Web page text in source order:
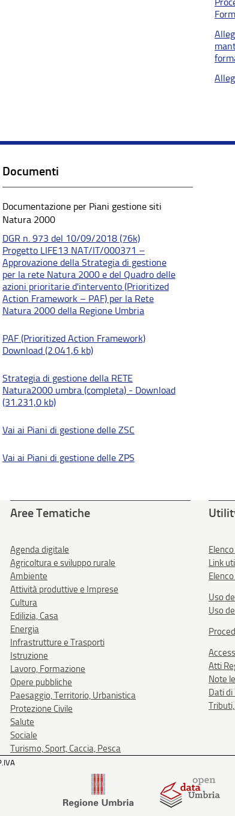
Documenti
Documentazione per Piani gestione siti
Natura 2000
DGR n. 973 del 10/09/2018 (76k)
Progetto LIFE13 NAT/IT/000371 –
Approvazione della Strategia di gestione
per la rete Natura 2000 e del Quadro delle
azioni prioritarie d'intervento (Prioritized
Action Framework – PAF) per la Rete
Natura 2000 della Regione Umbria
PAF (Prioritized Action Framework)
Download (2.041,6 kb)
Strategia di gestione della RETE
Natura2000 umbra (completa) - Download
(31.231,0 kb)
Vai ai Piani di gestione delle ZSC
Vai ai Piani di gestione delle ZPS
Aree Tematiche
Agenda digitale
Agricoltura e sviluppo rurale
Ambiente
Attività produttive e Imprese
Cultura
Edilizia, Casa
Energia
Infrastrutture e Trasporti
Istruzione
Lavoro, Formazione
Opere pubbliche
Paesaggio, Territorio, Urbanistica
Protezione Civile
Salute
Sociale
Turismo, Sport, Caccia, Pesca
Link
Uso
Uso
Atti
Note
Dati